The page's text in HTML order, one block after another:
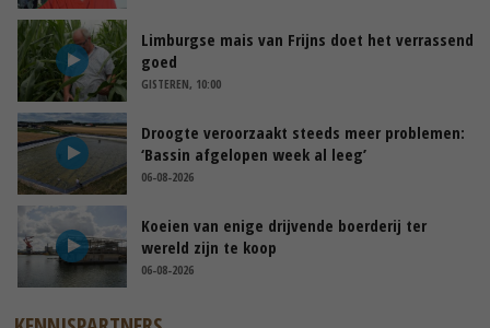
Limburgse mais van Frijns doet het verrassend
goed
GISTEREN, 10:00
Droogte veroorzaakt steeds meer problemen:
‘Bassin afgelopen week al leeg’
06-08-2026
Koeien van enige drijvende boerderij ter
wereld zijn te koop
06-08-2026